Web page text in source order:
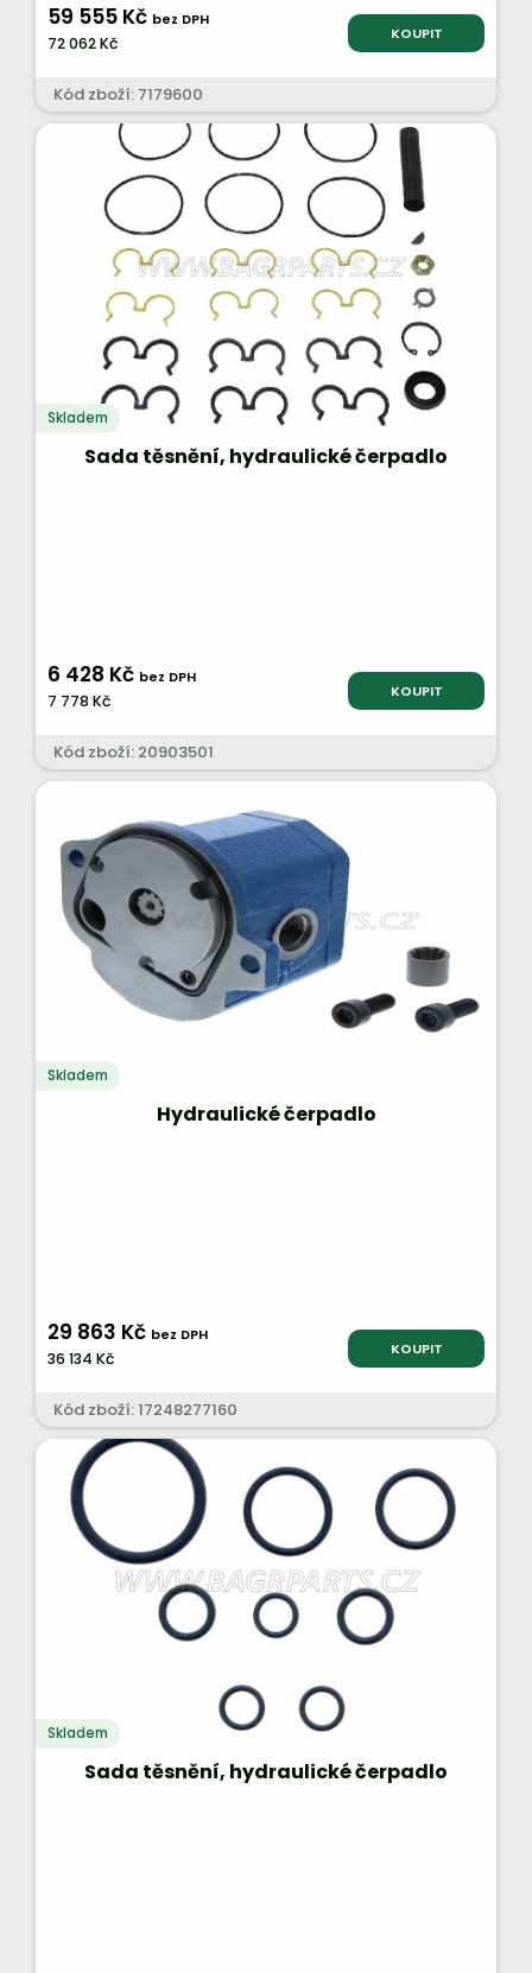
59 555 Kč bez DPH
72 062 Kč KOUPIT
Kód zboží: 7179600
Skladem
Sada těsnění, hydraulické čerpadlo
6 428 Kč bez DPH
7 778 Kč KOUPIT
Kód zboží: 20903501
Skladem
Hydraulické čerpadlo
29 863 Kč bez DPH
36 134 Kč KOUPIT
Kód zboží: 17248277160
Skladem
Sada těsnění, hydraulické čerpadlo